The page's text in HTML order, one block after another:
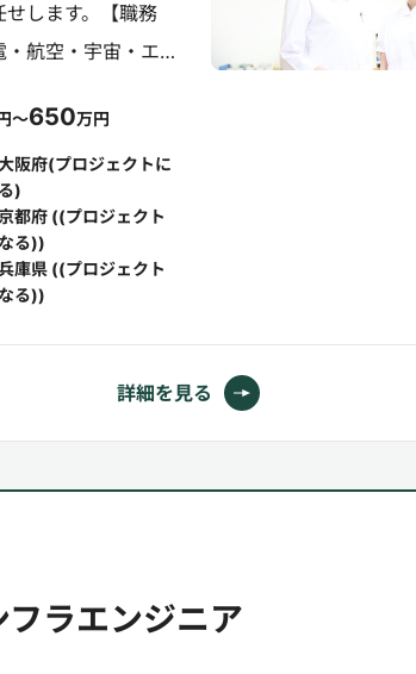
します。【職務
航空・宇宙・エ
ジェクト例≫ ◎次
析◎新型自動車な
・評価◎新規開発
リッド車、電気
～650万円
大阪府(プロジェクトに
)
京都府 ((プロジェクト
る))
兵庫県 ((プロジェクト
る))
詳細を見る
フラエンジニア